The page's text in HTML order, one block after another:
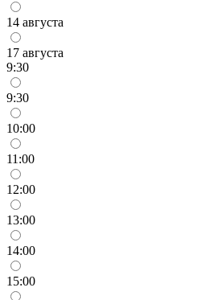
14 августа
17 августа
9:30
9:30
10:00
11:00
12:00
13:00
14:00
15:00